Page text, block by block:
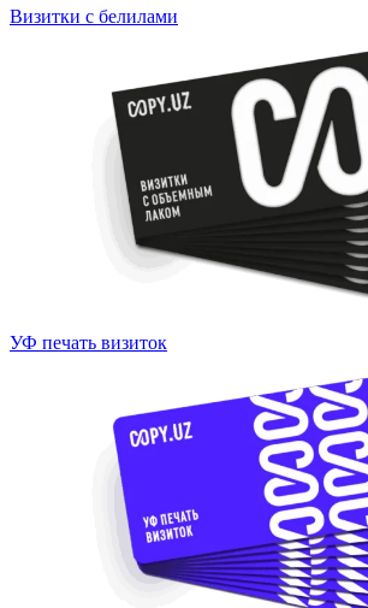
Визитки с белилами
УФ печать визиток